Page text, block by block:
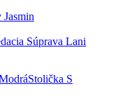
Súprava Lani
Stolička S